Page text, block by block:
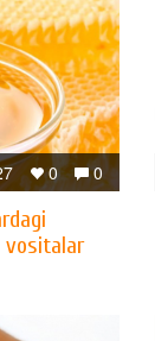
0
0
vositalar